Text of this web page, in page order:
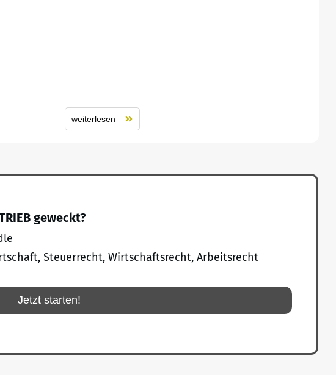
weiterlesen
geweckt?
Steuerrecht, Wirtschaftsrecht, Arbeitsrecht
Jetzt starten!